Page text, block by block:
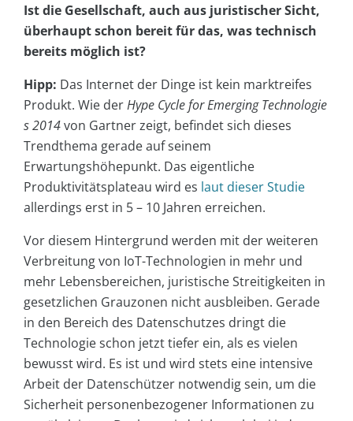
Ist die Gesellschaft, auch aus juristischer Sicht,
überhaupt schon bereit für das, was technisch
bereits möglich ist?
Hipp: Das Internet der Dinge ist kein marktreifes
Produkt. Wie derHype Cycle for Emerging Technologie
s 2014von Gartner zeigt, befindet sich dieses
Trendthema gerade auf seinem
Erwartungshöhepunkt. Das eigentliche
Produktivitätsplateau wird es laut dieser Studie
allerdings erst in 5 – 10 Jahren erreichen.
Vor diesem Hintergrund werden mit der weiteren
Verbreitung von IoT-Technologien in mehr und
mehr Lebensbereichen, juristische Streitigkeiten in
gesetzlichen Grauzonen nicht ausbleiben. Gerade
in den Bereich des Datenschutzes dringt die
Technologie schon jetzt tiefer ein, als es vielen
bewusst wird. Es ist und wird stets eine intensive
Arbeit der Datenschützer notwendig sein, um die
Sicherheit personenbezogener Informationen zu